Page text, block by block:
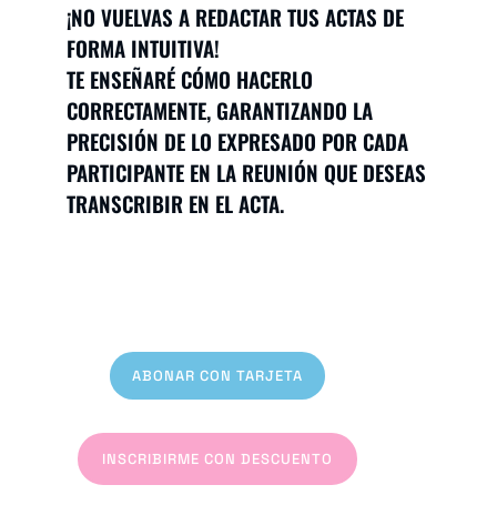
¡NO VUELVAS A REDACTAR TUS ACTAS DE
FORMA INTUITIVA!
TE ENSEÑARÉ CÓMO HACERLO
CORRECTAMENTE, GARANTIZANDO LA
PRECISIÓN DE LO EXPRESADO POR CADA
PARTICIPANTE EN LA REUNIÓN QUE DESEAS
TRANSCRIBIR EN EL ACTA.
ABONAR CON TARJETA
INSCRIBIRME CON DESCUENTO